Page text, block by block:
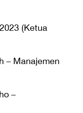
(Ketua
– Manajemen
–